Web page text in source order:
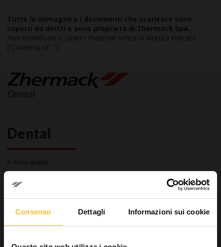
Consenso Dettagli Informazioni sui cookie
Tutte le immagini e i documenti che scaricate sono
coperti da diritti e sono proprietà di Zhermack SpA.
Non modificate o usate i materiali senza la dicitura indicata
(“Courtesy of…”).
Dental
Area dealer
Dental
Studio
Sistemi per l'impronta
Conservativa
Superfici